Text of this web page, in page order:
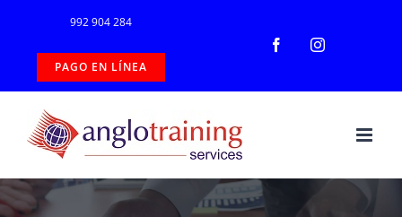
992 904 284
PAGO EN LÍNEA
FacebookInstagram